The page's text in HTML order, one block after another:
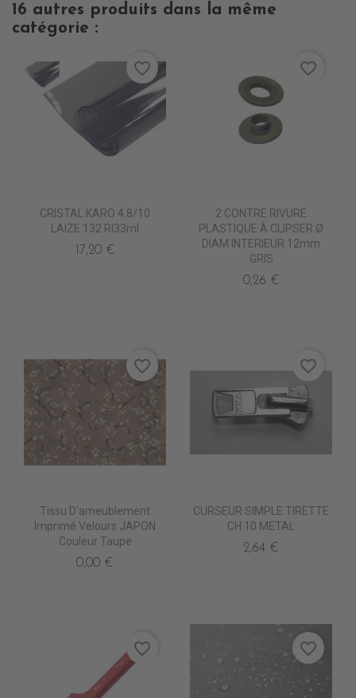
16 autres produits dans la même
catégorie :
CRISTAL KARO 4.8/10
LAIZE 132 Rl33ml
17,20 €
favorite_border
2 CONTRE RIVURE
PLASTIQUE À CLIPSER Ø
DIAM INTERIEUR 12mm
GRIS
0,26 €
favorite_border
Tissu D'ameublement
Imprimé Velours JAPON
Couleur Taupe
0,00 €
favorite_border
CURSEUR SIMPLE TIRETTE
CH 10 METAL
2,64 €
favorite_border
favorite_border favorite_border